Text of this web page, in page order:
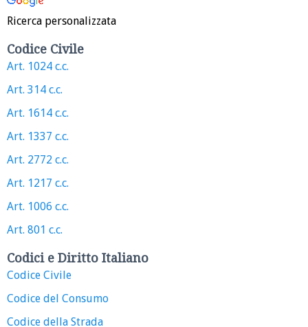
Ricerca personalizzata
Codice Civile
Art. 1024 c.c.
Art. 314 c.c.
Art. 1614 c.c.
Art. 1337 c.c.
Art. 2772 c.c.
Art. 1217 c.c.
Art. 1006 c.c.
Art. 801 c.c.
Codici e Diritto Italiano
Codice Civile
Codice del Consumo
Codice della Strada